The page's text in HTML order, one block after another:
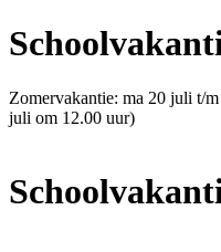
Zomervakantie: ma 20 juli t/
juli om 12.00 uur)